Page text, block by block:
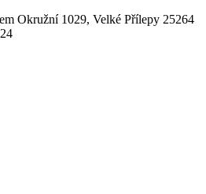
Okružní 1029, Velké Přílepy 25264